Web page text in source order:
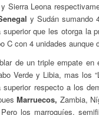
Sierra Leona
y Sudán sumando
superior que les otorga la
C con 4 unidades
de un triple empate
Verde y Libia, mas los
superior respecto a los
Marruecos, Zambia,
los marroquíes,